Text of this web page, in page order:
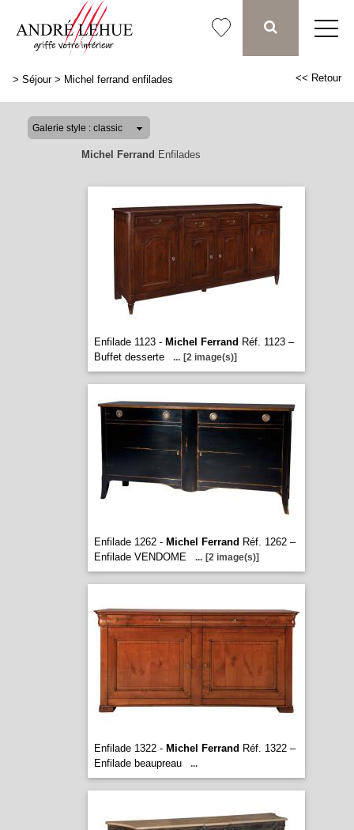
> Séjour> Michel ferrand enfilades << Retour
Michel Ferrand Enfilades
Enfilade 1123 - Michel Ferrand Réf. 1123 –
Buffet desserte
... [2 image(s)]
Enfilade 1262 - Michel Ferrand Réf. 1262 –
Enfilade VENDOME
... [2 image(s)]
Enfilade 1322 - Michel Ferrand Réf. 1322 –
Enfilade beaupreau
...